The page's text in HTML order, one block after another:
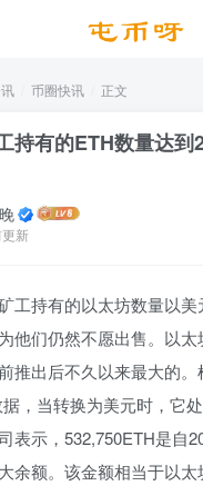
币圈快讯 正文
持有的ETH数量达到
新
工持有的以太坊数量以
他们仍然不愿出售。以
推出后不久以来最大的
，当转换为美元时，它
表示，532,750ETH是自
余额。该金额相当于以太